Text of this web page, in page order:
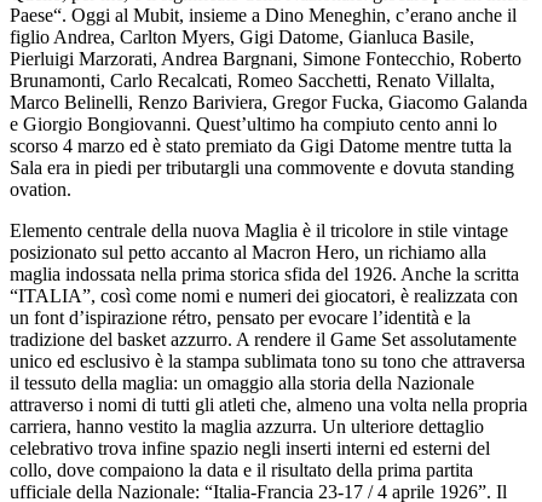
Paese“. Oggi al Mubit, insieme a Dino Meneghin, c’erano anche il
figlio Andrea, Carlton Myers, Gigi Datome, Gianluca Basile,
Pierluigi Marzorati, Andrea Bargnani, Simone Fontecchio, Roberto
Brunamonti, Carlo Recalcati, Romeo Sacchetti, Renato Villalta,
Marco Belinelli, Renzo Bariviera, Gregor Fucka, Giacomo Galanda
e Giorgio Bongiovanni. Quest’ultimo ha compiuto cento anni lo
scorso 4 marzo ed è stato premiato da Gigi Datome mentre tutta la
Sala era in piedi per tributargli una commovente e dovuta standing
ovation.
Elemento centrale della nuova Maglia è il tricolore in stile vintage
posizionato sul petto accanto al Macron Hero, un richiamo alla
maglia indossata nella prima storica sfida del 1926. Anche la scritta
“ITALIA”, così come nomi e numeri dei giocatori, è realizzata con
un font d’ispirazione rétro, pensato per evocare l’identità e la
tradizione del basket azzurro. A rendere il Game Set assolutamente
unico ed esclusivo è la stampa sublimata tono su tono che attraversa
il tessuto della maglia: un omaggio alla storia della Nazionale
attraverso i nomi di tutti gli atleti che, almeno una volta nella propria
carriera, hanno vestito la maglia azzurra. Un ulteriore dettaglio
celebrativo trova infine spazio negli inserti interni ed esterni del
collo, dove compaiono la data e il risultato della prima partita
ufficiale della Nazionale: “Italia-Francia 23-17 / 4 aprile 1926”. Il